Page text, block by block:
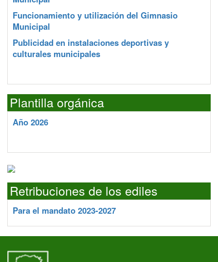
Funcionamiento y utilización del Gimnasio
Municipal
Publicidad en instalaciones deportivas y
culturales municipales
Plantilla orgánica
Año 2026
Retribuciones de los ediles
Para el mandato 2023-2027